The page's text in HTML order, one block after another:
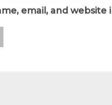
email, and